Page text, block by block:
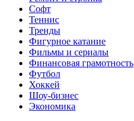
Софт
Теннис
Тренды
Фигурное катание
Фильмы и сериалы
Финансовая грамотность
Футбол
Хоккей
Шоу-бизнес
Экономика